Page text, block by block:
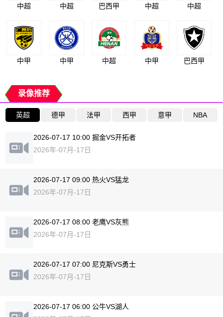
中超 中超 巴西甲 中超 中超
中甲 中甲 中超 中甲 巴西甲
录像推荐
英超 德甲 法甲 西甲 意甲 NBA
2026-07-17 10:00 掘金VS开拓者
2026年-07月-17日
2026-07-17 09:00 热火VS猛龙
2026年-07月-17日
2026-07-17 08:00 老鹰VS灰熊
2026年-07月-17日
2026-07-17 07:00 尼克斯VS勇士
2026年-07月-17日
2026-07-17 06:00 公牛VS湖人